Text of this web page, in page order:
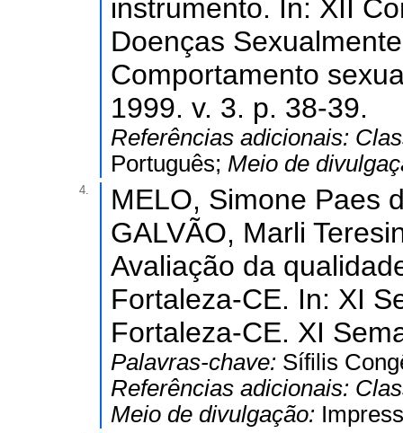
instrumento. In: XII
Doenças
Comportamento
1999. v. 3. p. 38-39.
Referências adicionais:
Português; Meio de
4.
MELO, Simone Paes
GALVÃO, Marli
Avaliação da
Fortaleza-CE. In: XI
Fortaleza-CE. XI
Palavras-chave: Sífilis
Referências adicionais:
Meio de divulgação: